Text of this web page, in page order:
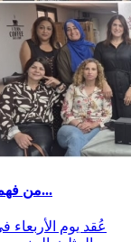
من فهم الميزانيات إلى بناء الخطاب الإعلامي: لقاءات...
عُقد يوم